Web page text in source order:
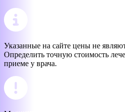
Указанные на сайте цены не
Определить точную стоимость
приеме у врача.